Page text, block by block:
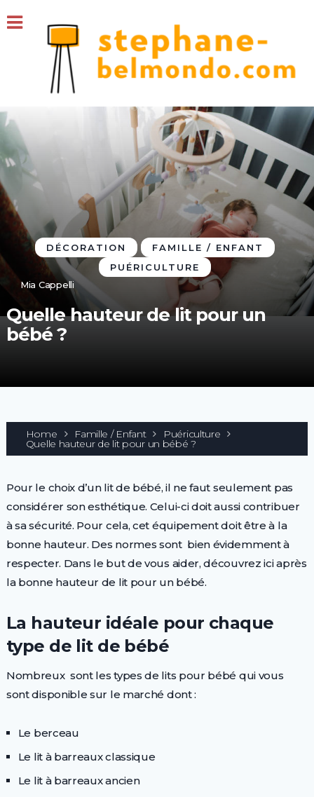
DÉCORATION
FAMILLE / ENFANT
PUÉRICULTURE
Mia Cappelli
Quelle hauteur de lit pour un
bébé ?
Home Famille / Enfant Puériculture
Quelle hauteur de lit pour un bébé ?
Pour le choix d’un lit de bébé, il ne faut seulement pas
considérer son esthétique. Celui-ci doit aussi contribuer
à sa sécurité. Pour cela, cet équipement doit être à la
bonne hauteur. Des normes sont bien évidemment à
respecter. Dans le but de vous aider, découvrez ici après
la bonne hauteur de lit pour un bébé.
La hauteur idéale pour chaque
type de lit de bébé
Nombreux sont les types de lits pour bébé qui vous
sont disponible sur le marché dont :
Le berceau
Le lit à barreaux classique
Le lit à barreaux ancien